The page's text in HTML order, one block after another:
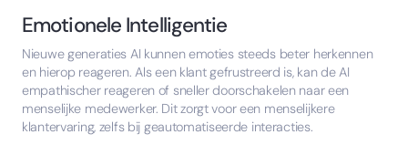
Emotionele Intelligentie
Nieuwe generaties AI kunnen emoties steeds beter herkennen
en hierop reageren. Als een klant gefrustreerd is, kan de AI
empathischer reageren of sneller doorschakelen naar een
menselijke medewerker. Dit zorgt voor een menselijkere
klantervaring, zelfs bij geautomatiseerde interacties.